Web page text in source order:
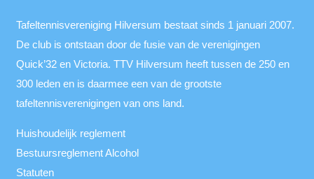
Tafeltennisvereniging Hilversum bestaat sinds 1 januari 2007.
De club is ontstaan door de fusie van de verenigingen
Quick’32 en Victoria. TTV Hilversum heeft tussen de 250 en
300 leden en is daarmee een van de grootste
tafeltennisverenigingen van ons land.
Huishoudelijk reglement
Bestuursreglement Alcohol
Statuten